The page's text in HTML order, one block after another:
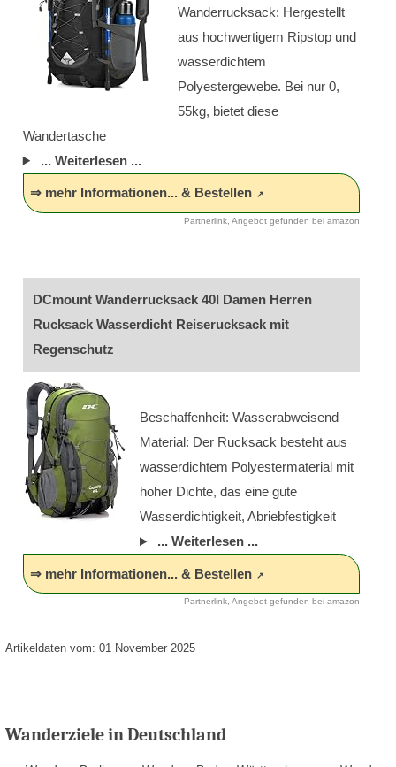
Wanderrucksack: Hergestellt
aus hochwertigem Ripstop und
wasserdichtem
Polyestergewebe. Bei nur 0,
55kg, bietet diese
Wandertasche
... Weiterlesen ...
⇒ mehr Informationen... & Bestellen
Partnerlink, Angebot gefunden bei amazon
DCmount Wanderrucksack 40l Damen Herren
Rucksack Wasserdicht Reiserucksack mit
Regenschutz
Beschaffenheit: Wasserabweisend
Material: Der Rucksack besteht aus
wasserdichtem Polyestermaterial mit
hoher Dichte, das eine gute
Wasserdichtigkeit, Abriebfestigkeit
... Weiterlesen ...
⇒ mehr Informationen... & Bestellen
Partnerlink, Angebot gefunden bei amazon
Artikeldaten vom: 01 November 2025
Wanderziele in Deutschland